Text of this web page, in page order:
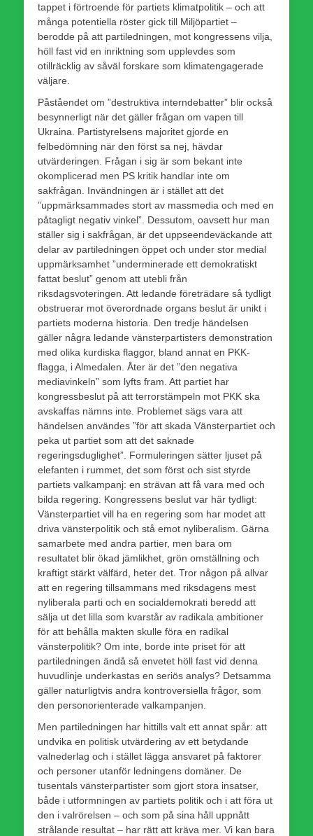
tappet i förtroende för partiets klimatpolitik – och att
många potentiella röster gick till Miljöpartiet –
berodde på att partiledningen, mot kongressens vilja,
höll fast vid en inriktning som upplevdes som
otillräcklig av såväl forskare som klimatengagerade
väljare.
Påståendet om ”destruktiva interndebatter” blir också
besynnerligt när det gäller frågan om vapen till
Ukraina. Partistyrelsens majoritet gjorde en
felbedömning när den först sa nej, hävdar
utvärderingen. Frågan i sig är som bekant inte
okomplicerad men PS kritik handlar inte om
sakfrågan. Invändningen är i stället att det
”uppmärksammades stort av massmedia och med en
påtagligt negativ vinkel”. Dessutom, oavsett hur man
ställer sig i sakfrågan, är det uppseendeväckande att
delar av partiledningen öppet och under stor medial
uppmärksamhet ”underminerade ett demokratiskt
fattat beslut” genom att utebli från
riksdagsvoteringen. Att ledande företrädare så tydligt
obstruerar mot överordnade organs beslut är unikt i
partiets moderna historia. Den tredje händelsen
gäller några ledande vänsterpartisters demonstration
med olika kurdiska flaggor, bland annat en PKK-
flagga, i Almedalen. Åter är det ”den negativa
mediavinkeln” som lyfts fram. Att partiet har
kongressbeslut på att terrorstämpeln mot PKK ska
avskaffas nämns inte. Problemet sägs vara att
händelsen användes ”för att skada Vänsterpartiet och
peka ut partiet som att det saknade
regeringsduglighet”. Formuleringen sätter ljuset på
elefanten i rummet, det som först och sist styrde
partiets valkampanj: en strävan att få vara med och
bilda regering. Kongressens beslut var här tydligt:
Vänsterpartiet vill ha en regering som har modet att
driva vänsterpolitik och stå emot nyliberalism. Gärna
samarbete med andra partier, men bara om
resultatet blir ökad jämlikhet, grön omställning och
kraftigt stärkt välfärd, heter det. Tror någon på allvar
att en regering tillsammans med riksdagens mest
nyliberala parti och en socialdemokrati beredd att
sälja ut det lilla som kvarstår av radikala ambitioner
för att behålla makten skulle föra en radikal
vänsterpolitik? Om inte, borde inte priset för att
partiledningen ändå så envetet höll fast vid denna
huvudlinje underkastas en seriös analys? Detsamma
gäller naturligtvis andra kontroversiella frågor, som
den personorienterade valkampanjen.
Men partiledningen har hittills valt ett annat spår: att
undvika en politisk utvärdering av ett betydande
valnederlag och i stället lägga ansvaret på faktorer
och personer utanför ledningens domäner. De
tusentals vänsterpartister som gjort stora insatser,
både i utformningen av partiets politik och i att föra ut
den i valrörelsen – och som på sina håll uppnått
strålande resultat – har rätt att kräva mer. Vi kan bara